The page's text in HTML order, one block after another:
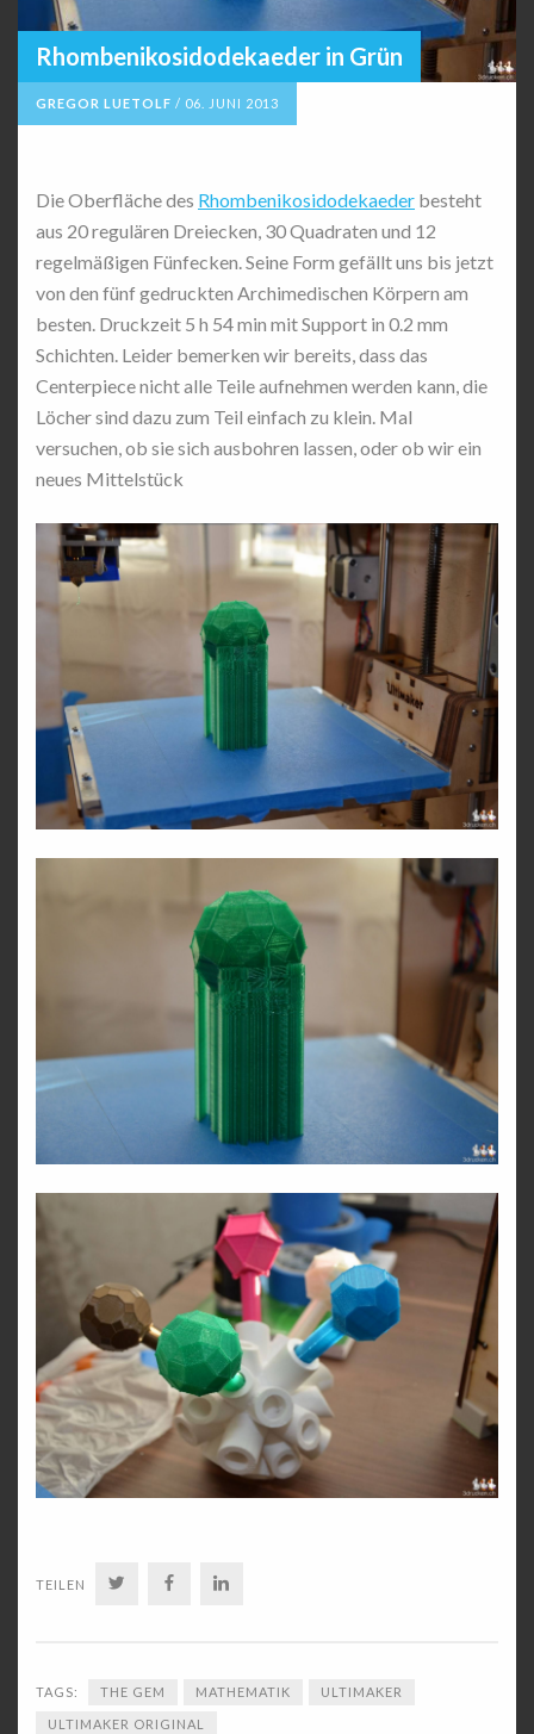
Rhombenikosidodekaeder in Grün
GREGOR LUETOLF / 06. JUNI 2013
Die Oberfläche des Rhombenikosidodekaeder besteht
aus 20 regulären Dreiecken, 30 Quadraten und 12
regelmäßigen Fünfecken. Seine Form gefällt uns bis jetzt
von den fünf gedruckten Archimedischen Körpern am
besten. Druckzeit 5 h 54 min mit Support in 0.2 mm
Schichten. Leider bemerken wir bereits, dass das
Centerpiece nicht alle Teile aufnehmen werden kann, die
Löcher sind dazu zum Teil einfach zu klein. Mal
versuchen, ob sie sich ausbohren lassen, oder ob wir ein
neues Mittelstück
TEILEN TWITTERFACEBOOK
TAGS: THE GEM MATHEMATIK ULTIMAKER
ULTIMAKER ORIGINAL